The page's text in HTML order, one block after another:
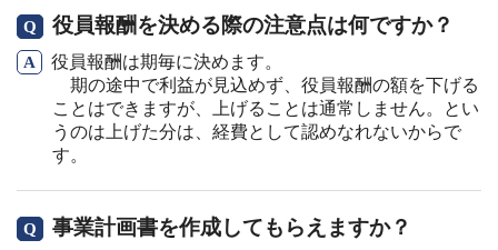
役員報酬を決める際の注意点は何ですか？
役員報酬は期毎に決めます。
期の途中で利益が見込めず、役員報酬の額を下げる
ことはできますが、上げることは通常しません。とい
うのは上げた分は、経費として認めなれないからで
す。
事業計画書を作成してもらえますか？